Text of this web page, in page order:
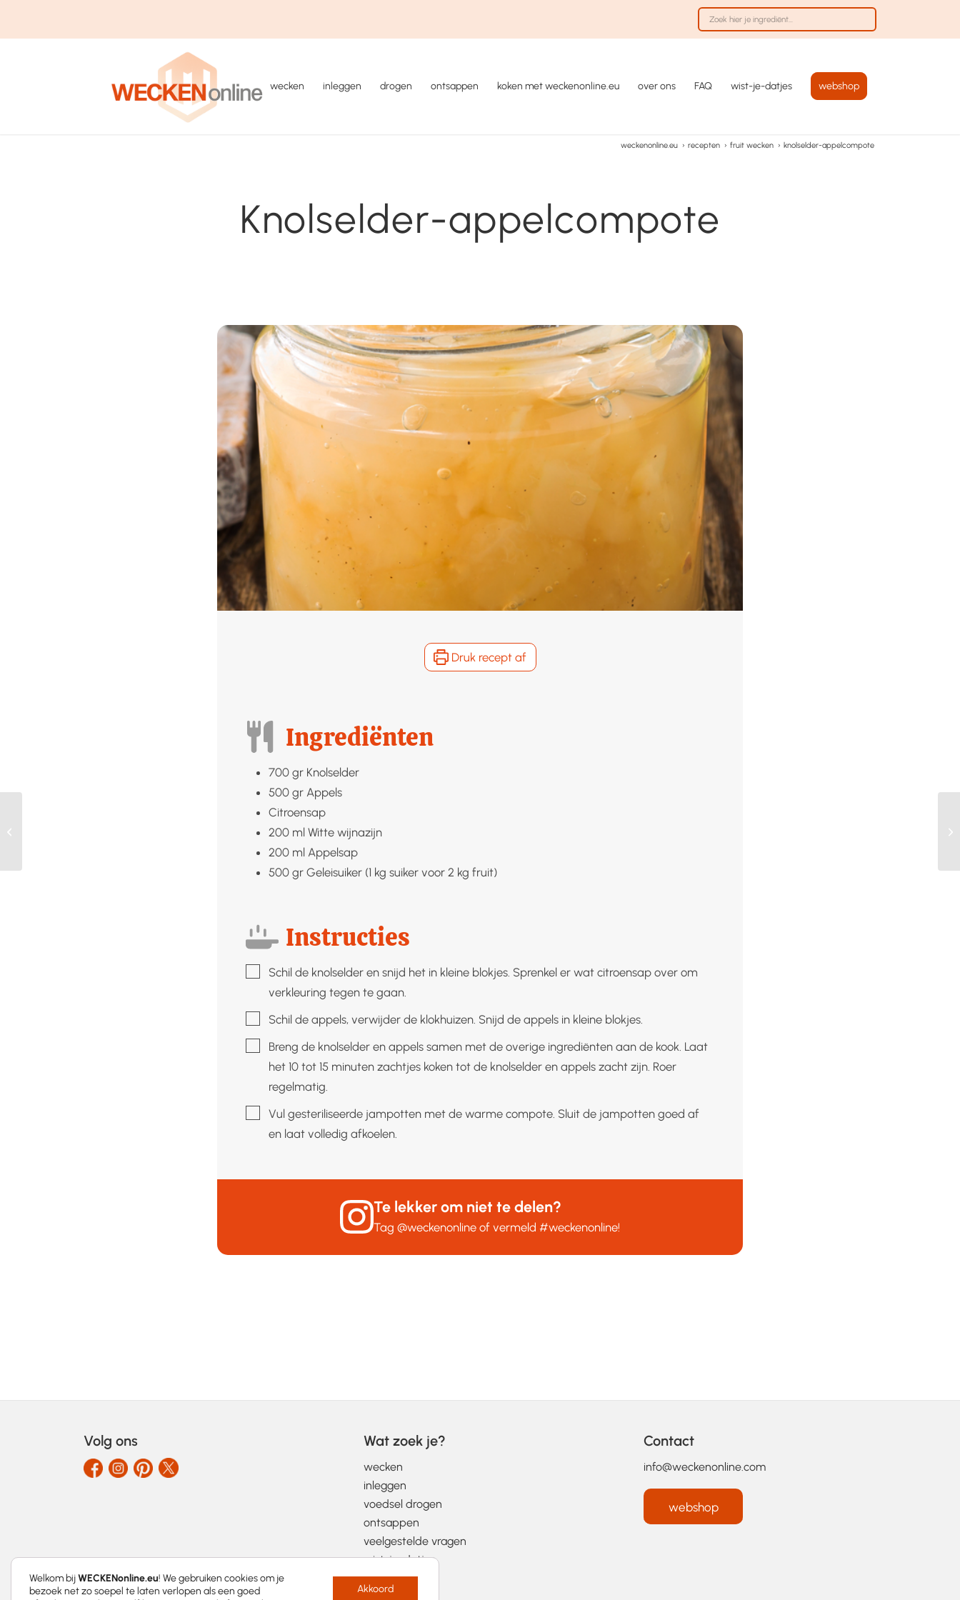
wecken inleggen drogen ontsappen koken met weckenonline.eu over ons FAQ wist-je-datjes webshop
weckenonline.eu › recepten › fruit wecken › knolselder-appelcompote
Knolselder-appelcompote
Druk recept af
Ingrediënten
700 gr Knolselder
500 gr Appels
Citroensap
200 ml Witte wijnazijn
200 ml Appelsap
500 gr Geleisuiker (1 kg suiker voor 2 kg fruit)
Instructies
▢Schil de knolselder en snijd het in kleine blokjes. Sprenkel er wat citroensap over om
verkleuring tegen te gaan.
▢Schil de appels, verwijder de klokhuizen. Snijd de appels in kleine blokjes.
▢Breng de knolselder en appels samen met de overige ingrediënten aan de kook. Laat
het 10 tot 15 minuten zachtjes koken tot de knolselder en appels zacht zijn. Roer
regelmatig.
▢Vul gesteriliseerde jampotten met de warme compote. Sluit de jampotten goed af
en laat volledig afkoelen.
Te lekker om niet te delen?
Tag@weckenonline of vermeld#weckenonline!
Volg ons Wat zoek je?
wecken
inleggen
voedsel drogen
ontsappen
veelgestelde vragen
wist-je-datjes
Contact
info@weckenonline.com
webshop
Welkom bijWECKENonline.eu! We gebruiken cookies om je
bezoek net zo soepel te laten verlopen als een goed
Akkoord